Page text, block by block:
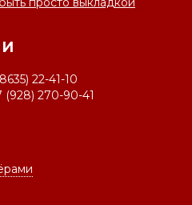
22-41-10
(928) 270-90-41